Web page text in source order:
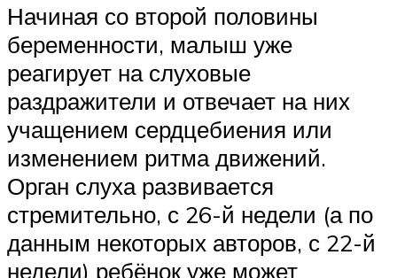
Начиная со второй половины
беременности, малыш уже
реагирует на слуховые
раздражители и отвечает на них
учащением сердцебиения или
изменением ритма движений.
Орган слуха развивается
стремительно, с 26-й недели (а по
данным некоторых авторов, с 22-й
недели) ребёнок уже может